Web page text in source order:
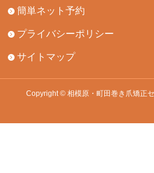
簡単ネット予約
プライバシーポリシー
サイトマップ
Copyright © 相模原・町田巻き爪矯正